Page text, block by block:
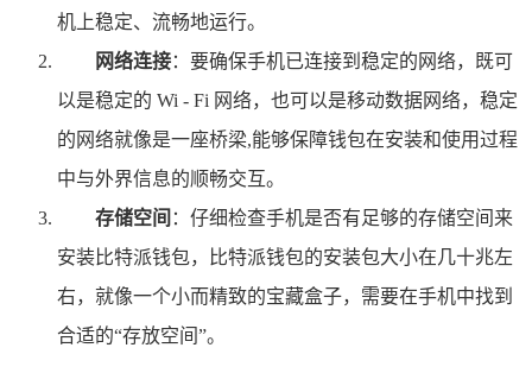
机上稳定、流畅地运行。
网络连接：要确保手机已连接到稳定的网络，既可
以是稳定的 Wi - Fi 网络，也可以是移动数据网络，稳定
的网络就像是一座桥梁,能够保障钱包在安装和使用过程
中与外界信息的顺畅交互。
存储空间 ：仔细检查手机是否有足够的存储空间来
安装比特派钱包，比特派钱包的安装包大小在几十兆左
右，就像一个小而精致的宝藏盒子，需要在手机中找到
合适的“存放空间”。